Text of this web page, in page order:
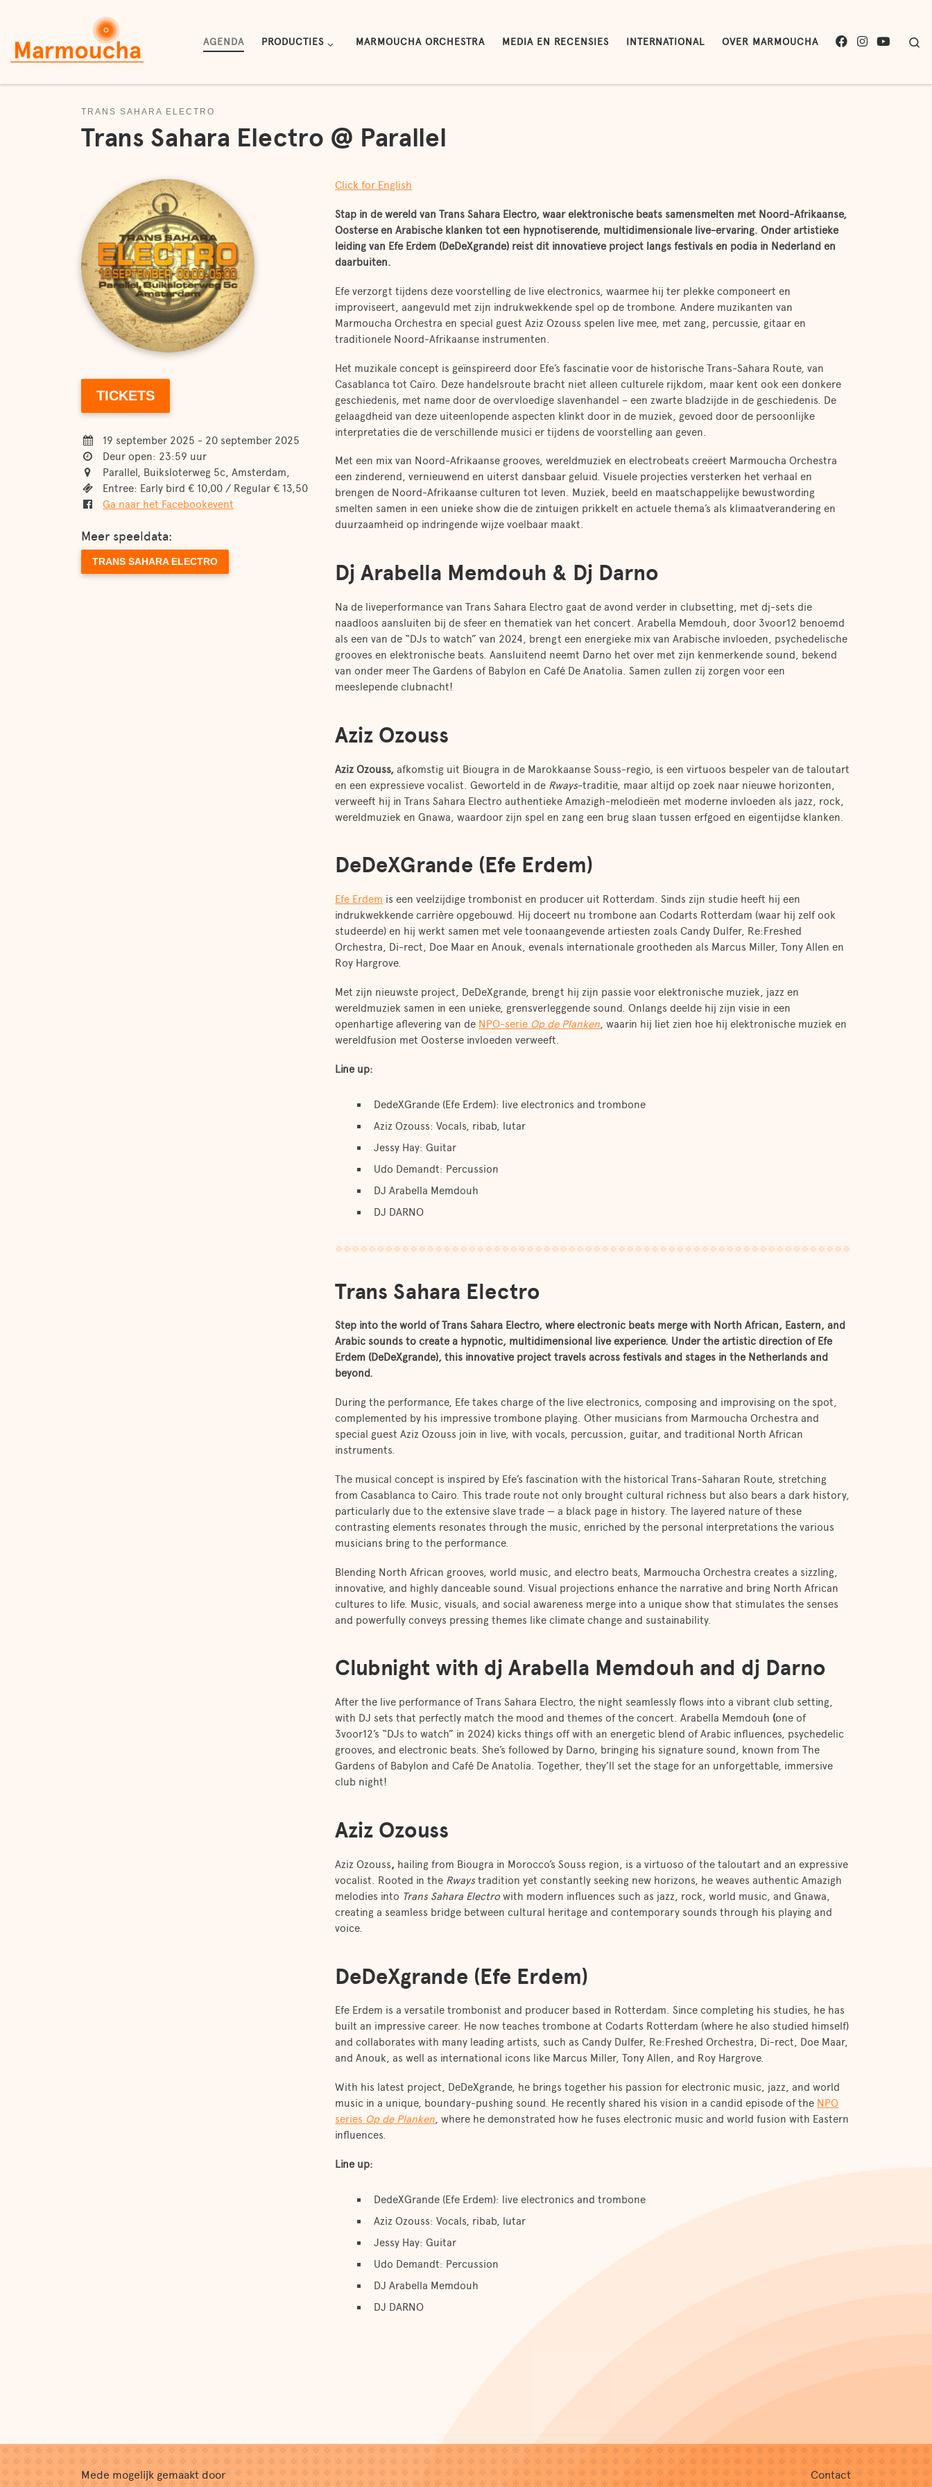
AGENDA
PRODUCTIES MARMOUCHA ORCHESTRA MEDIA EN RECENSIES INTERNATIONAL OVER MARMOUCHA
E
I
T
T
TRANS SAHARA ELECTRO
Trans Sahara Electro @ Parallel
TICKETS
19 september 2025 - 20 september 2025
Deur open: 23:59 uur
Parallel, Buiksloterweg 5c, Amsterdam,
Entree: Early bird € 10,00 / Regular € 13,50
Ga naar het Facebookevent
Meer speeldata:
TRANS SAHARA ELECTRO
Click for English
Stap in de wereld van Trans Sahara Electro, waar elektronische beats samensmelten met Noord-Afrikaanse,
Oosterse en Arabische klanken tot een hypnotiserende, multidimensionale live-ervaring. Onder artistieke
leiding van Efe Erdem (DeDeXgrande) reist dit innovatieve project langs festivals en podia in Nederland en
daarbuiten.
Efe verzorgt tijdens deze voorstelling de live electronics, waarmee hij ter plekke componeert en
improviseert, aangevuld met zijn indrukwekkende spel op de trombone. Andere muzikanten van
Marmoucha Orchestra en special guest Aziz Ozouss spelen live mee, met zang, percussie, gitaar en
traditionele Noord-Afrikaanse instrumenten.
Het muzikale concept is geïnspireerd door Efe’s fascinatie voor de historische Trans-Sahara Route, van
Casablanca tot Caïro. Deze handelsroute bracht niet alleen culturele rijkdom, maar kent ook een donkere
geschiedenis, met name door de overvloedige slavenhandel – een zwarte bladzijde in de geschiedenis. De
gelaagdheid van deze uiteenlopende aspecten klinkt door in de muziek, gevoed door de persoonlijke
interpretaties die de verschillende musici er tijdens de voorstelling aan geven.
Met een mix van Noord-Afrikaanse grooves, wereldmuziek en electrobeats creëert Marmoucha Orchestra
een zinderend, vernieuwend en uiterst dansbaar geluid. Visuele projecties versterken het verhaal en
brengen de Noord-Afrikaanse culturen tot leven. Muziek, beeld en maatschappelijke bewustwording
smelten samen in een unieke show die de zintuigen prikkelt en actuele thema’s als klimaatverandering en
duurzaamheid op indringende wijze voelbaar maakt.
Dj Arabella Memdouh & Dj Darno
Na de liveperformance van Trans Sahara Electro gaat de avond verder in clubsetting, met dj-sets die
naadloos aansluiten bij de sfeer en thematiek van het concert. Arabella Memdouh, door 3voor12 benoemd
als een van de “DJs to watch” van 2024, brengt een energieke mix van Arabische invloeden, psychedelische
grooves en elektronische beats. Aansluitend neemt Darno het over met zijn kenmerkende sound, bekend
van onder meer The Gardens of Babylon en Café De Anatolia. Samen zullen zij zorgen voor een
meeslepende clubnacht!
Aziz Ozouss
Aziz Ozouss, afkomstig uit Biougra in de Marokkaanse Souss-regio, is een virtuoos bespeler van de taloutart
en een expressieve vocalist. Geworteld in de Rways-traditie, maar altijd op zoek naar nieuwe horizonten,
verweeft hij in Trans Sahara Electro authentieke Amazigh-melodieën met moderne invloeden als jazz, rock,
wereldmuziek en Gnawa, waardoor zijn spel en zang een brug slaan tussen erfgoed en eigentijdse klanken.
DeDeXGrande (Efe Erdem)
Efe Erdem is een veelzijdige trombonist en producer uit Rotterdam. Sinds zijn studie heeft hij een
indrukwekkende carrière opgebouwd. Hij doceert nu trombone aan Codarts Rotterdam (waar hij zelf ook
studeerde) en hij werkt samen met vele toonaangevende artiesten zoals Candy Dulfer, Re:Freshed
Orchestra, Di-rect, Doe Maar en Anouk, evenals internationale grootheden als Marcus Miller, Tony Allen en
Roy Hargrove.
Met zijn nieuwste project, DeDeXgrande, brengt hij zijn passie voor elektronische muziek, jazz en
wereldmuziek samen in een unieke, grensverleggende sound. Onlangs deelde hij zijn visie in een
openhartige aflevering van de NPO-serie Op de Planken, waarin hij liet zien hoe hij elektronische muziek en
wereldfusion met Oosterse invloeden verweeft.
Line up:
DedeXGrande (Efe Erdem): live electronics and trombone
Aziz Ozouss: Vocals, ribab, lutar
Jessy Hay: Guitar
Udo Demandt: Percussion
DJ Arabella Memdouh
DJ DARNO
Trans Sahara Electro
Step into the world of Trans Sahara Electro, where electronic beats merge with North African, Eastern, and
Arabic sounds to create a hypnotic, multidimensional live experience. Under the artistic direction of Efe
Erdem (DeDeXgrande), this innovative project travels across festivals and stages in the Netherlands and
beyond.
During the performance, Efe takes charge of the live electronics, composing and improvising on the spot,
complemented by his impressive trombone playing. Other musicians from Marmoucha Orchestra and
special guest Aziz Ozouss join in live, with vocals, percussion, guitar, and traditional North African
instruments.
The musical concept is inspired by Efe’s fascination with the historical Trans-Saharan Route, stretching
from Casablanca to Cairo. This trade route not only brought cultural richness but also bears a dark history,
particularly due to the extensive slave trade — a black page in history. The layered nature of these
contrasting elements resonates through the music, enriched by the personal interpretations the various
musicians bring to the performance.
Blending North African grooves, world music, and electro beats, Marmoucha Orchestra creates a sizzling,
innovative, and highly danceable sound. Visual projections enhance the narrative and bring North African
cultures to life. Music, visuals, and social awareness merge into a unique show that stimulates the senses
and powerfully conveys pressing themes like climate change and sustainability.
Clubnight with dj Arabella Memdouh and dj Darno
After the live performance of Trans Sahara Electro, the night seamlessly flows into a vibrant club setting,
with DJ sets that perfectly match the mood and themes of the concert. Arabella Memdouh (one of
3voor12’s “DJs to watch” in 2024) kicks things off with an energetic blend of Arabic influences, psychedelic
grooves, and electronic beats. She’s followed by Darno, bringing his signature sound, known from The
Gardens of Babylon and Café De Anatolia. Together, they’ll set the stage for an unforgettable, immersive
club night!
Aziz Ozouss
Aziz Ozouss, hailing from Biougra in Morocco’s Souss region, is a virtuoso of the taloutart and an expressive
vocalist. Rooted in the Rwaystradition yet constantly seeking new horizons, he weaves authentic Amazigh
melodies into Trans Sahara Electrowith modern influences such as jazz, rock, world music, and Gnawa,
creating a seamless bridge between cultural heritage and contemporary sounds through his playing and
voice.
DeDeXgrande (Efe Erdem)
Efe Erdem is a versatile trombonist and producer based in Rotterdam. Since completing his studies, he has
built an impressive career. He now teaches trombone at Codarts Rotterdam (where he also studied himself)
and collaborates with many leading artists, such as Candy Dulfer, Re:Freshed Orchestra, Di-rect, Doe Maar,
and Anouk, as well as international icons like Marcus Miller, Tony Allen, and Roy Hargrove.
With his latest project, DeDeXgrande, he brings together his passion for electronic music, jazz, and world
music in a unique, boundary-pushing sound. He recently shared his vision in a candid episode of the NPO
series Op de Planken, where he demonstrated how he fuses electronic music and world fusion with Eastern
influences.
Line up:
DedeXGrande (Efe Erdem): live electronics and trombone
Aziz Ozouss: Vocals, ribab, lutar
Jessy Hay: Guitar
Udo Demandt: Percussion
DJ Arabella Memdouh
DJ DARNO
Mede mogelijk gemaakt door Contact